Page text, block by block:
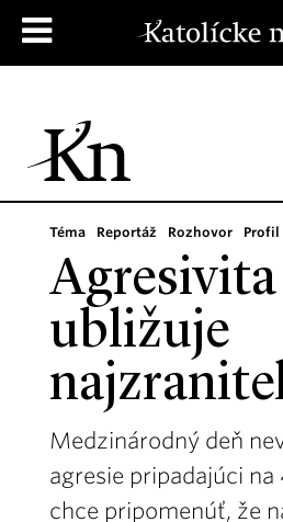
Téma Reportáž Rozhovor Profil
Agresivita
ubližuje
Medzinárodný deň
agresie pripadajúci na
chce pripomenúť, že